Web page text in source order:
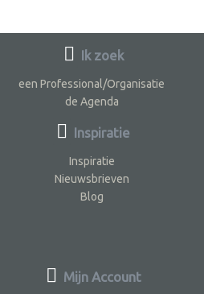
Ik zoek
een Professional/Organisatie
de Agenda
Inspiratie
Inspiratie
Nieuwsbrieven
Blog
Mijn Account